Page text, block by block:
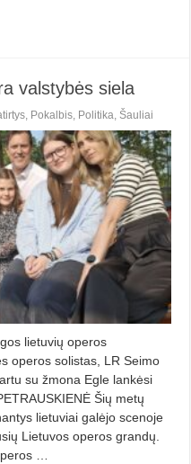
valstybės siela
, Pokalbis, Politika, Šauliai
lietuvių operos
operos solistas, LR Seimo
su žmona Egle lankėsi
Šių metų
lietuviai galėjo scenoje
Lietuvos operos grandų.
…